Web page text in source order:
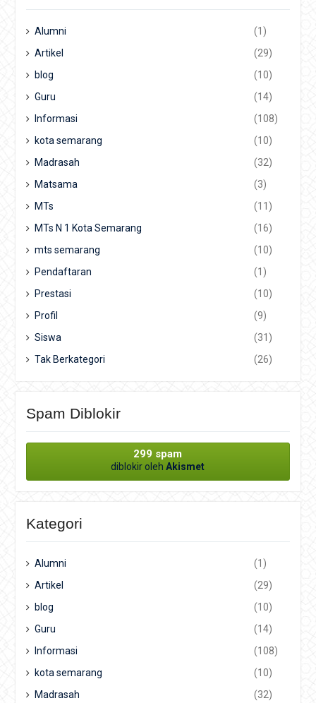
Alumni
(1)
Artikel
(29)
blog
(10)
Guru
(14)
Informasi
(108)
kota semarang
(10)
Madrasah
(32)
Matsama
(3)
MTs
(11)
MTs N 1 Kota Semarang
(16)
mts semarang
(10)
Pendaftaran
(1)
Prestasi
(10)
Profil
(9)
Siswa
(31)
Tak Berkategori
(26)
Spam Diblokir
299 spam
diblokir olehAkismet
Kategori
Alumni
(1)
Artikel
(29)
blog
(10)
Guru
(14)
Informasi
(108)
kota semarang
(10)
Madrasah
(32)